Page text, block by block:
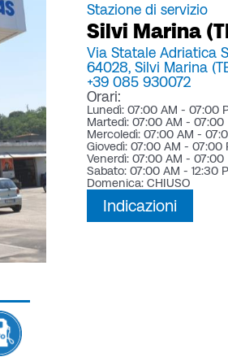
Stazione di servizio
Silvi Marina
Via Statale Adriatica
64028, Silvi Marina
+39 085 930072
Orari:
Lunedì: 07:00 AM - 07:00
Martedì: 07:00 AM - 07:00
Mercoledì: 07:00 AM -
Giovedì: 07:00 AM - 07:00
Venerdì: 07:00 AM - 07:00
Sabato: 07:00 AM - 12:30
Domenica: CHIUSO
Indicazioni